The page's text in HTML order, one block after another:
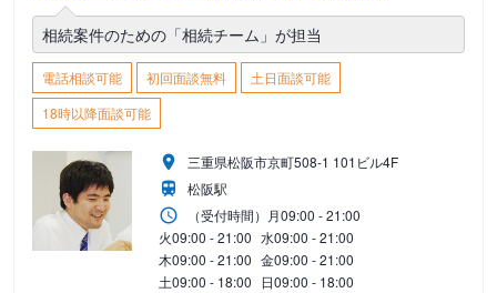
相続案件のための「相続チーム」が担当
電話相談可能 初回面談無料
土日面談可能
18時以降面談可能
三重県松阪市京町508-1 101ビル4F
松阪駅
（受付時間） 月09:00 - 21:00
火09:00 - 21:00 水09:00 - 21:00
木09:00 - 21:00 金09:00 - 21:00
土09:00 - 18:00 日09:00 - 18:00